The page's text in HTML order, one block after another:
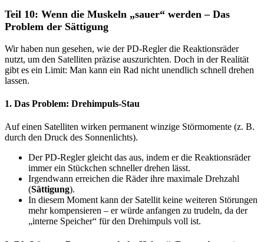
Teil 10: Wenn die Muskeln „sauer“ werden – Das
Problem der Sättigung
Wir haben nun gesehen, wie der PD-Regler die Reaktionsräder
nutzt, um den Satelliten präzise auszurichten. Doch in der Realität
gibt es ein Limit: Man kann ein Rad nicht unendlich schnell drehen
lassen.
1. Das Problem: Drehimpuls-Stau​
Auf einen Satelliten wirken permanent winzige Störmomente (z. B.
durch den Druck des Sonnenlichts).
Der PD-Regler gleicht das aus, indem er die Reaktionsräder
immer ein Stückchen schneller drehen lässt.
Irgendwann erreichen die Räder ihre maximale Drehzahl
(Sättigung).
In diesem Moment kann der Satellit keine weiteren Störungen
mehr kompensieren – er würde anfangen zu trudeln, da der
„interne Speicher“ für den Drehimpuls voll ist.